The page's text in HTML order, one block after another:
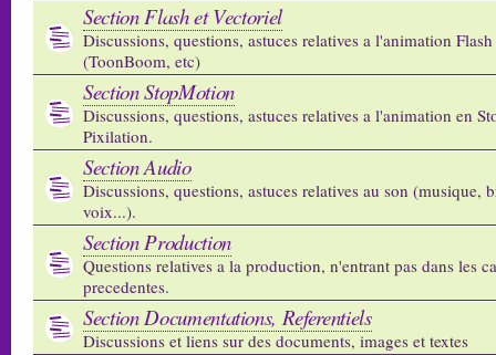
Section Flash et Vectoriel
Discussions, questions, astuces relatives a l'animation
(ToonBoom, etc)
Section StopMotion
Discussions, questions, astuces relatives a l'animation en
Pixilation.
Section Audio
Discussions, questions, astuces relatives au son (musique,
voix...).
Section Production
Questions relatives a la production, n'entrant pas dans les
precedentes.
Section Documentations, Referentiels
Discussions et liens sur des documents, images et textes